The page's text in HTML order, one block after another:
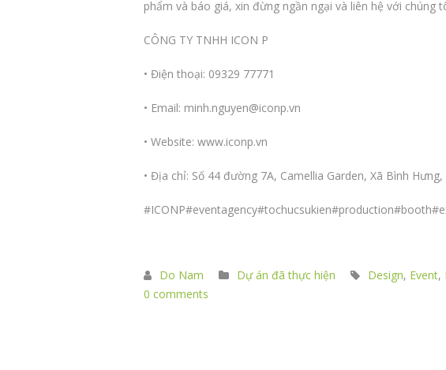
phẩm và báo giá, xin đừng ngần ngại và liên hệ với chúng
CÔNG TY TNHH ICON P
• Điện thoại: 09329 77771
• Email: minh.nguyen@iconp.vn
• Website: www.iconp.vn
• Địa chỉ: Số 44 đường 7A, Camellia Garden, Xã Bình
#ICONP#eventagency#tochucsukien#production#booth
Do Nam Dự án đã thực hiện Design, Event,
0 comments